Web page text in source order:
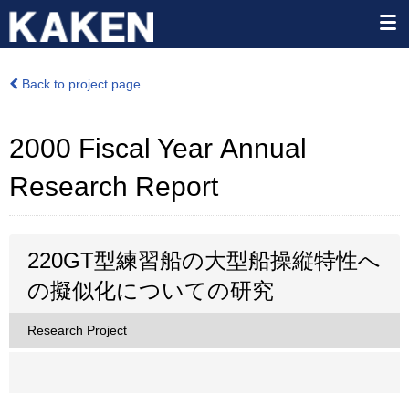
Back to project page
2000 Fiscal Year Annual
Research Report
220GT型練習船の大型船操縦特性へ
の擬似化についての研究
Research Project